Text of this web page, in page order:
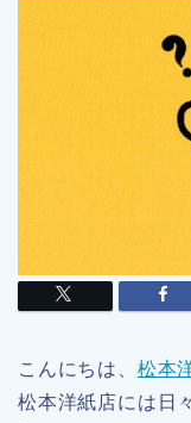
こんにちは、 松本
松本洋紙店には日